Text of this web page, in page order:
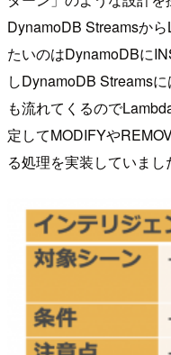
DynamoDB Streamsか
たいのはDynamoDBに
しDynamoDB Streams
も流れてくるので
定してMODIFYや
る処理を実装していまし